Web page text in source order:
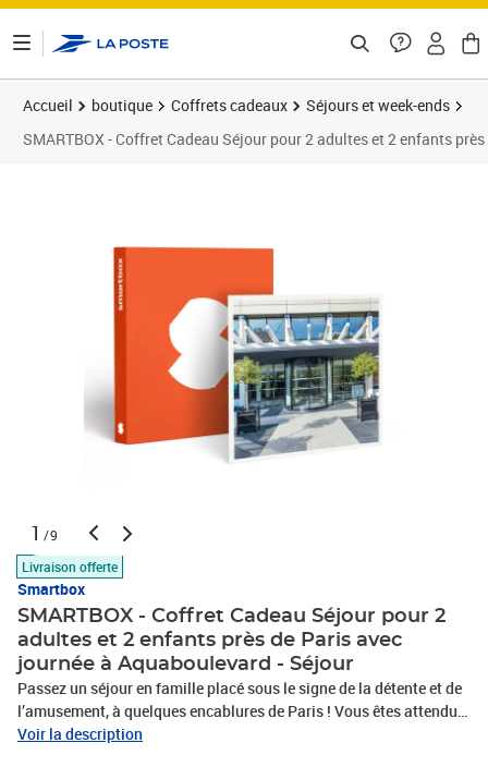
Accueil boutique Coffrets cadeaux
Séjours et week-ends
SMARTBOX - Coffret Cadeau Séjour pour 2 adultes et 2 enfants
1 /9
Livraison offerte
Smartbox
SMARTBOX - Coffret Cadeau Séjour pour 2
adultes et 2 enfants près de Paris avec
journée à Aquaboulevard - Séjour
Passez un séjour en famille placé sous le signe de la détente et de
l’amusement, à quelques encablures de Paris ! Vous êtes attendus
avec votre petite tribu à l’Hôtel Forest Hill Meudon-Vélizy, pour
Voir la description